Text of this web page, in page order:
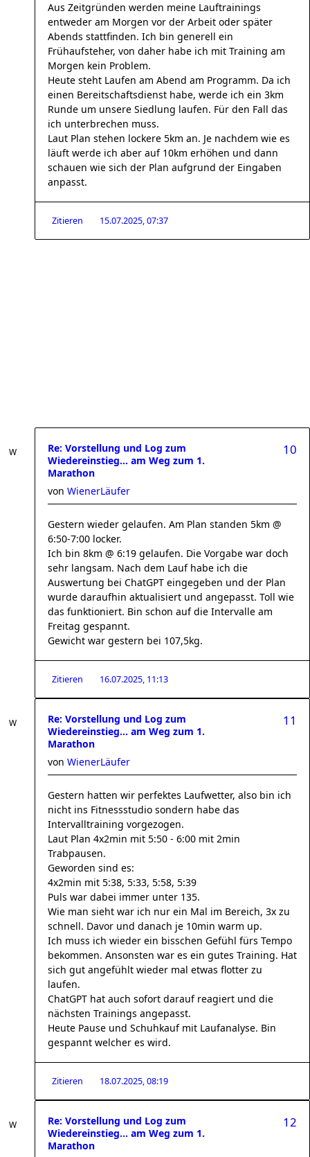
Aus Zeitgründen werden meine Lauftrainings
entweder am Morgen vor der Arbeit oder später
Abends stattfinden. Ich bin generell ein
Frühaufsteher, von daher habe ich mit Training am
Morgen kein Problem.
Heute steht Laufen am Abend am Programm. Da ich
einen Bereitschaftsdienst habe, werde ich ein 3km
Runde um unsere Siedlung laufen. Für den Fall das
ich unterbrechen muss.
Laut Plan stehen lockere 5km an. Je nachdem wie es
läuft werde ich aber auf 10km erhöhen und dann
schauen wie sich der Plan aufgrund der Eingaben
anpasst.
Zitieren 15.07.2025, 07:37
Re: Vorstellung und Log zum
Wiedereinstieg... am Weg zum 1.
Marathon
10
von WienerLäufer
Gestern wieder gelaufen. Am Plan standen 5km @
6:50-7:00 locker.
Ich bin 8km @ 6:19 gelaufen. Die Vorgabe war doch
sehr langsam. Nach dem Lauf habe ich die
Auswertung bei ChatGPT eingegeben und der Plan
wurde daraufhin aktualisiert und angepasst. Toll wie
das funktioniert. Bin schon auf die Intervalle am
Freitag gespannt.
Gewicht war gestern bei 107,5kg.
Zitieren 16.07.2025, 11:13
Re: Vorstellung und Log zum
Wiedereinstieg... am Weg zum 1.
Marathon
11
von WienerLäufer
Gestern hatten wir perfektes Laufwetter, also bin ich
nicht ins Fitnessstudio sondern habe das
Intervalltraining vorgezogen.
Laut Plan 4x2min mit 5:50 - 6:00 mit 2min
Trabpausen.
Geworden sind es:
4x2min mit 5:38, 5:33, 5:58, 5:39
Puls war dabei immer unter 135.
Wie man sieht war ich nur ein Mal im Bereich, 3x zu
schnell. Davor und danach je 10min warm up.
Ich muss ich wieder ein bisschen Gefühl fürs Tempo
bekommen. Ansonsten war es ein gutes Training. Hat
sich gut angefühlt wieder mal etwas flotter zu
laufen.
ChatGPT hat auch sofort darauf reagiert und die
nächsten Trainings angepasst.
Heute Pause und Schuhkauf mit Laufanalyse. Bin
gespannt welcher es wird.
Zitieren 18.07.2025, 08:19
Re: Vorstellung und Log zum
Wiedereinstieg... am Weg zum 1.
Marathon
12